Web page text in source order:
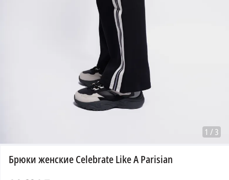
1 /3
Брюки женские Celebrate Like A Parisian